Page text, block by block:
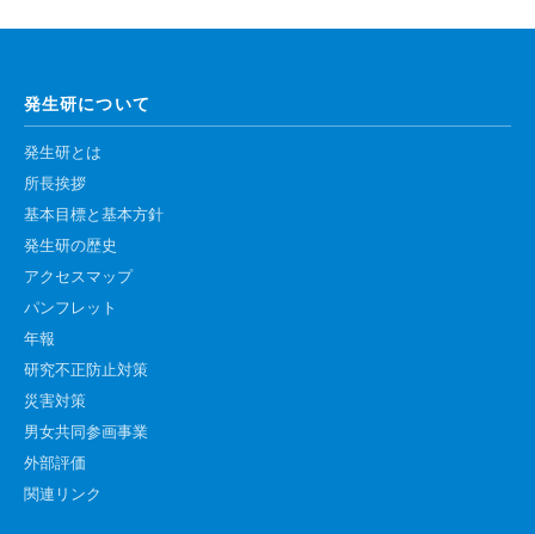
入学者案内
研究支援
リエゾンラボ利用申込み
質量分析
高速シーケンサー解析
顕微鏡・画像解析支援
共通実験室・培養室利用
発生研について
発生研とは
所長挨拶
基本目標と基本方針
発生研の歴史
アクセスマップ
パンフレット
年報
研究不正防止対策
災害対策
男女共同参画事業
外部評価
関連リンク